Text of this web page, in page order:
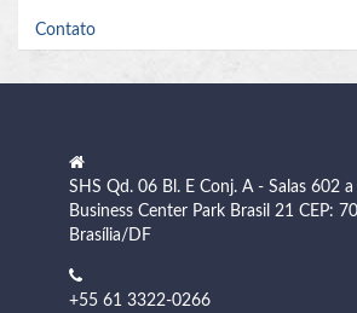
Contato
SHS Qd. 06 Bl. E Conj. A - Salas 602
Business Center Park Brasil 21 CEP:
Brasília/DF
+55 61 3322-0266